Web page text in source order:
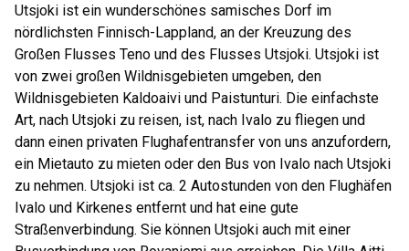
Utsjoki ist ein wunderschönes samisches Dorf im
nördlichsten Finnisch-Lappland, an der Kreuzung des
Großen Flusses Teno und des Flusses Utsjoki. Utsjoki ist
von zwei großen Wildnisgebieten umgeben, den
Wildnisgebieten Kaldoaivi und Paistunturi. Die einfachste
Art, nach Utsjoki zu reisen, ist, nach Ivalo zu fliegen und
dann einen privaten Flughafentransfer von uns anzufordern,
ein Mietauto zu mieten oder den Bus von Ivalo nach Utsjoki
zu nehmen. Utsjoki ist ca. 2 Autostunden von den Flughäfen
Ivalo und Kirkenes entfernt und hat eine gute
Straßenverbindung. Sie können Utsjoki auch mit einer